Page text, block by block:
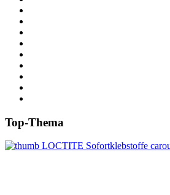
Top-Thema